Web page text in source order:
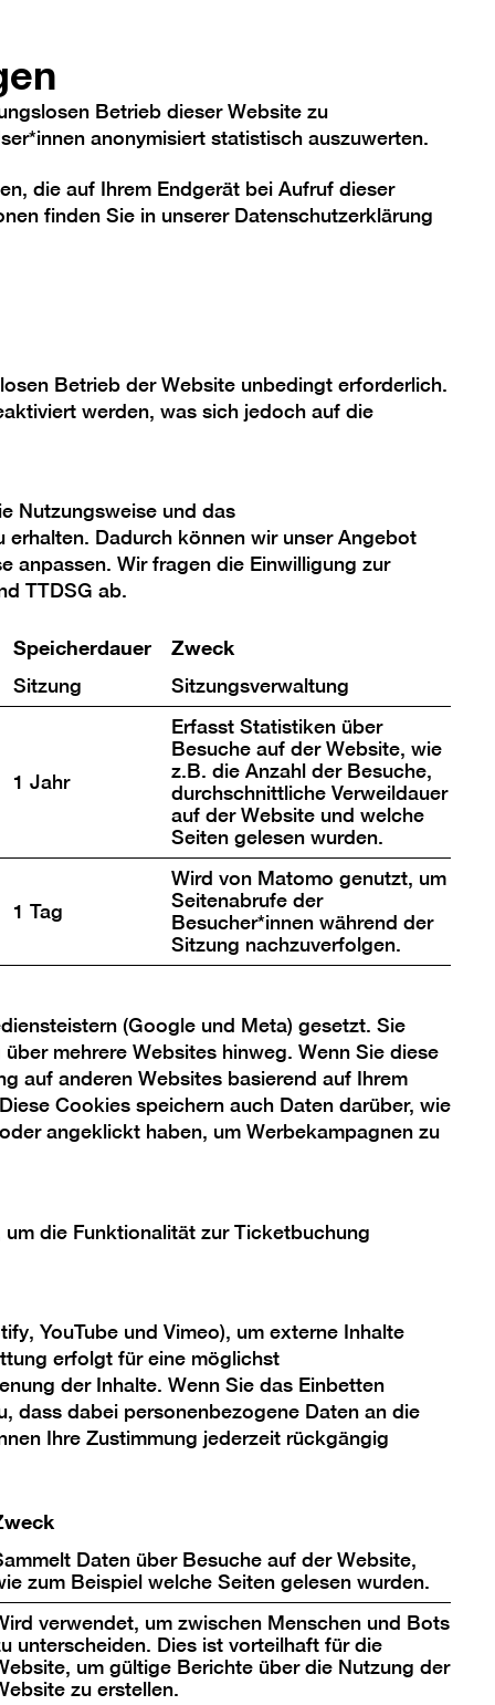
Sammlung Berlinische Galerie
Die Restaurierung
Tech-Ausstattung
meist als etwas staubigen Ort vor, an dem
so gut wie nie ein Mensch betritt. Mit
hat diese Vorstellung aber nichts
mit internationalem Ausstellungs-
Hochsicherheitstrakt, der rund um die
die Depots der Berlinischen Galerie.
Betrieb dieser Website zu
anonymisiert statistisch auszuwerten.
die auf Ihrem Endgerät bei Aufruf dieser
finden Sie in unserer Datenschutzerklärung
Betrieb der Website unbedingt erforderlich.
werden, was sich jedoch auf die
Nutzungsweise und das
erhalten. Dadurch können wir unser Angebot
anpassen. Wir fragen die Einwilligung zur
TTDSG ab.
Speicherdauer Zweck
Sitzung Sitzungsverwaltung
1 Jahr
Erfasst Statistiken über
Besuche auf der Website, wie
z.B. die Anzahl der Besuche,
durchschnittliche Verweildauer
auf der Website und welche
Seiten gelesen wurden.
1 Tag
Wird von Matomo genutzt, um
Seitenabrufe der
Besucher*innen während der
Sitzung nachzuverfolgen.
(Google und Meta) gesetzt. Sie
mehrere Websites hinweg. Wenn Sie diese
auf anderen Websites basierend auf Ihrem
Cookies speichern auch Daten darüber, wie
angeklickt haben, um Werbekampagnen zu
die Funktionalität zur Ticketbuchung
YouTube und Vimeo), um externe Inhalte
erfolgt für eine möglichst
der Inhalte. Wenn Sie das Einbetten
dass dabei personenbezogene Daten an die
Ihre Zustimmung jederzeit rückgängig
Daten über Besuche auf der Website,
zum Beispiel welche Seiten gelesen wurden.
verwendet, um zwischen Menschen und Bots
unterscheiden. Dies ist vorteilhaft für die
um gültige Berichte über die Nutzung der
zu erstellen.